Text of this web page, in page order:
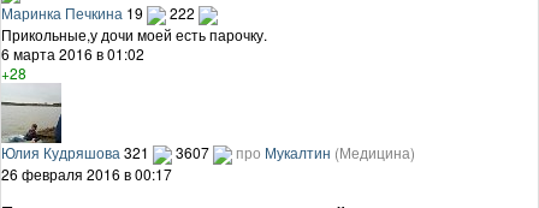
Маринка Печкина 19
222
Прикольные,у дочи моей есть парочку.
6 марта 2016 в 01:02
+28
Юлия Кудряшова 321 3607 про Мукалтин (Медицина)
26 февраля 2016 в 00:17